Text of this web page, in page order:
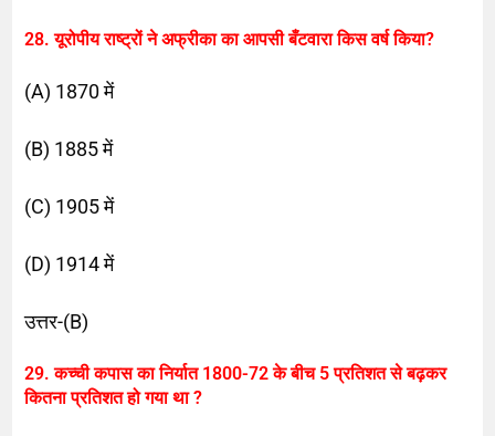
28. यूरोपीय राष्ट्रों ने अफ्रीका का आपसी बँटवारा किस वर्ष किया?
(A) 1870 में
(B) 1885 में
(C) 1905 में
(D) 1914 में
उत्तर-(B)
29. कच्ची कपास का निर्यात 1800-72 के बीच 5 प्रतिशत से बढ़कर
कितना प्रतिशत हो गया था ?